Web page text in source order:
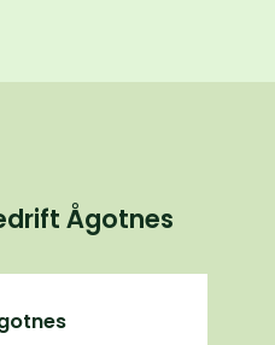
Ågotnes